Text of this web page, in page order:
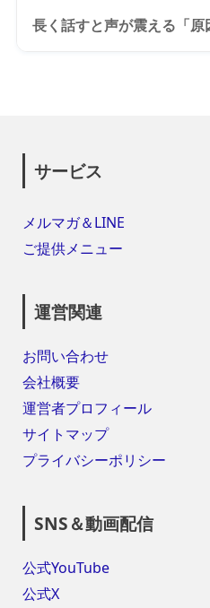
長く話すと声が震える「原
サービス
メルマガ＆LINE
ご提供メニュー
運営関連
お問い合わせ
会社概要
運営者プロフィール
サイトマップ
プライバシーポリシー
SNS＆動画配信
公式YouTube
公式X